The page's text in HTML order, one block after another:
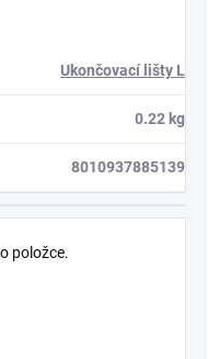
Ukončovací lišty L
0.22 kg
8010937885139
položce.